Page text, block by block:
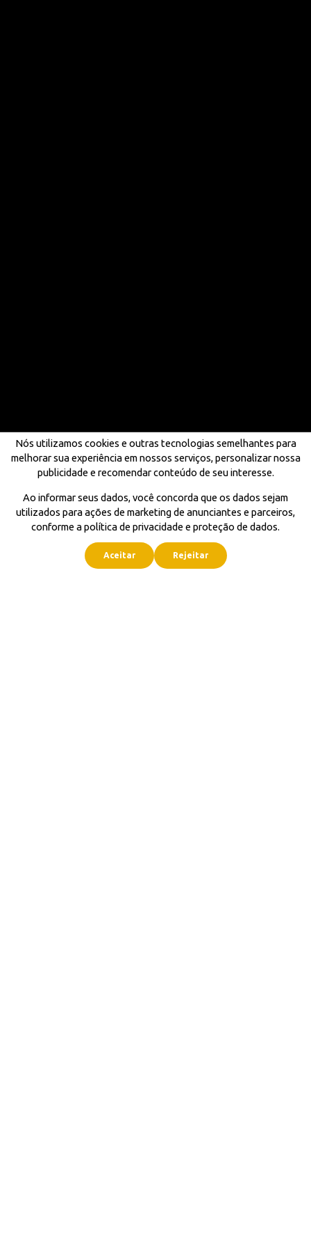
Nós utilizamos cookies e outras tecnologias semelhantes para
melhorar sua experiência em nossos serviços, personalizar nossa
publicidade e recomendar conteúdo de seu interesse.
Ao informar seus dados, você concorda que os dados sejam
utilizados para ações de marketing de anunciantes e parceiros,
conforme a política de privacidade e proteção de dados.
Aceitar Rejeitar